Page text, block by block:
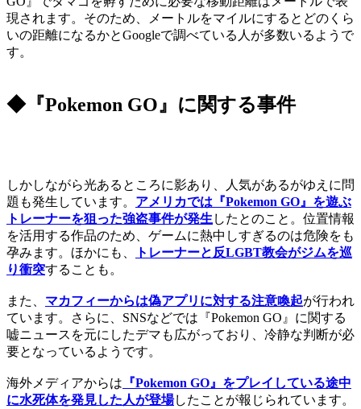
現されます。そのため、メートルをマイルにするとどのくら
いの距離になるかとGoogleで調べている人が多数いるようで
す。
◆『Pokemon GO』に関する事件
しかしながら光あるところに影あり、人気があるがゆえに問
題も発生しています。 アメリカでは『Pokemon GO』を遊ぶ
トレーナーを狙った強盗事件が発生 したとのこと。位置情報
を活用する作品のため、ゲームに熱中しすぎるのは危険をも
孕みます。ほかにも、
トレーナーと反LGBT教会がジムを巡
り衝突することも。
また、 マカフィーからは偽アプリに対する注意喚起が行われ
ています。さらに、SNSなどでは『Pokemon GO』に関する
嘘ニュースを元にしたデマも広がっており、冷静な判断が必
要となっているようです。
海外メディアからは 『Pokemon GO』をプレイしている途中
に水死体を発見した人が登場したことが報じられています。